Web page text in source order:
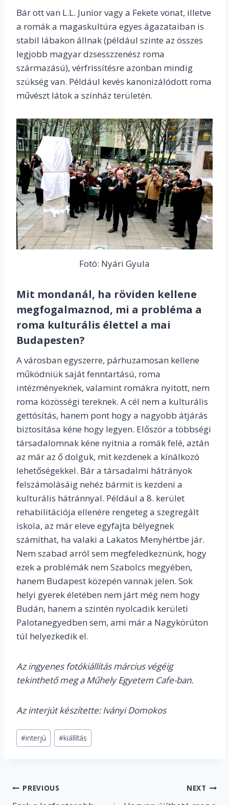
Bár ott van L.L. Junior vagy a Fekete vonat, illetve
a romák a magaskultúra egyes ágazataiban is
stabil lábakon állnak (például szinte az összes
legjobb magyar dzsesszzenész roma
származású), vérfrissítésre azonban mindig
szükség van. Például kevés kanonizálódott roma
művészt látok a színház területén.
Fotó: Nyári Gyula
Mit mondanál, ha röviden kellene
megfogalmaznod, mi a probléma a
roma kulturális élettel a mai
Budapesten?
A városban egyszerre, párhuzamosan kellene
működniük saját fenntartású, roma
intézményeknek, valamint romákra nyitott, nem
roma közösségi tereknek. A cél nem a kulturális
gettósítás, hanem pont hogy a nagyobb átjárás
biztosítása kéne hogy legyen. Először a többségi
társadalomnak kéne nyitnia a romák felé, aztán
az már az ő dolguk, mit kezdenek a kínálkozó
lehetőségekkel. Bár a társadalmi hátrányok
felszámolásáig nehéz bármit is kezdeni a
kulturális hátránnyal. Például a 8. kerület
rehabilitációja ellenére rengeteg a szegregált
iskola, az már eleve egyfajta bélyegnek
számíthat, ha valaki a Lakatos Menyhértbe jár.
Nem szabad arról sem megfeledkeznünk, hogy
ezek a problémák nem Szabolcs megyében,
hanem Budapest közepén vannak jelen. Sok
helyi gyerek életében nem járt még nem hogy
Budán, hanem a szintén nyolcadik kerületi
Palotanegyedben sem, ami már a Nagykörúton
túl helyezkedik el.
Az ingyenes fotókiállítás március végéig
tekinthető meg a Műhely Egyetem Cafe-ban.
Az interjút készítette: Iványi Domokos
Post
Tags:
#interjú #kiállítás
Post
PREVIOUS NEXT